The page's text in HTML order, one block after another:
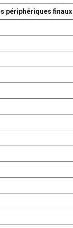
périphériques finaux